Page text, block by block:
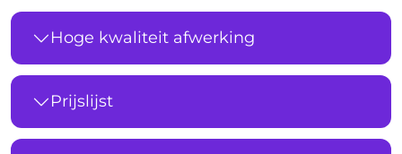
Hoge kwaliteit afwerking
Prijslijst